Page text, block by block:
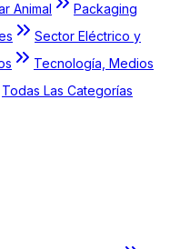
Animal
Packaging
Sector Eléctrico y
Tecnología, Medios
Todas Las Categorías